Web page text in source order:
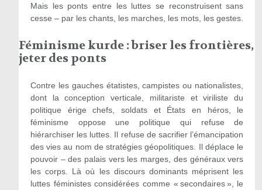
Mais les ponts entre les luttes se reconstruisent sans
cesse – par les chants, les marches, les mots, les gestes.
Féminisme kurde : briser les frontières,
jeter des ponts
Contre les gauches étatistes, campistes ou nationalistes,
dont la conception verticale, militariste et viriliste du
politique érige chefs, soldats et États en héros, le
féminisme oppose une politique qui refuse de
hiérarchiser les luttes. Il refuse de sacrifier l’émancipation
des vies au nom de stratégies géopolitiques. Il déplace le
pouvoir – des palais vers les marges, des généraux vers
les corps. Là où les discours dominants méprisent les
luttes féministes considérées comme « secondaires », le